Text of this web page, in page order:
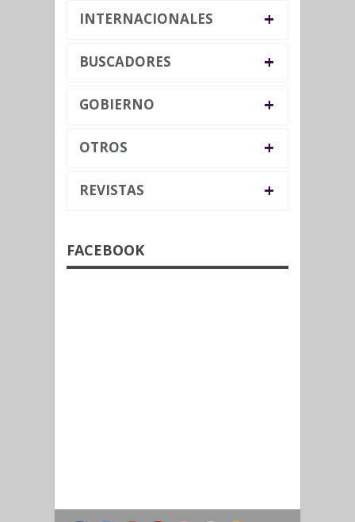
INTERNACIONALES +
BUSCADORES +
GOBIERNO +
OTROS +
REVISTAS +
FACEBOOK